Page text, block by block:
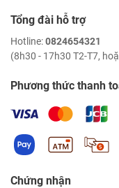
Tổng đài hỗ trợ
Hotline:0824654321
(8h30 - 17h30 T2-T7,
Phương thức thanh
Chứng nhận